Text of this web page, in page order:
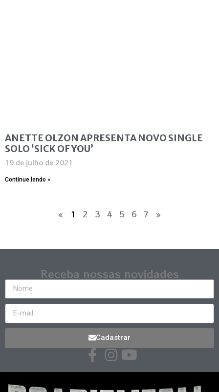
ANETTE OLZON APRESENTA NOVO SINGLE
SOLO ‘SICK OF YOU’
19 de julho de 2021
Continue lendo »
« 1 2 3 4 5 6 7 »
Receba nossas novidades
Cadastrar